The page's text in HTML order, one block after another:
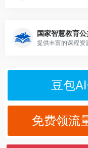
国家智慧教育
提供丰富的课程资
豆包
免费领流